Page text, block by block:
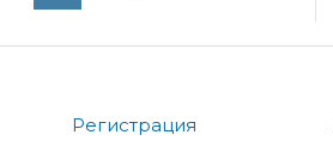
Регистрация